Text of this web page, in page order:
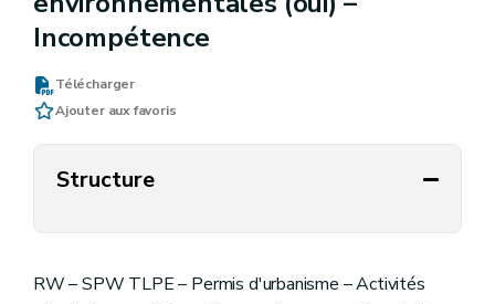
Incompétence
Télécharger
Ajouter aux favoris
Structure
RW – SPW TLPE – Permis d'urbanisme – Activités